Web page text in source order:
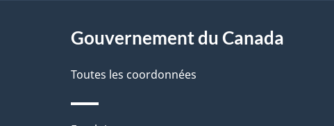
d
e
l
Gouvernement du Canada
Toutes les coordonnées